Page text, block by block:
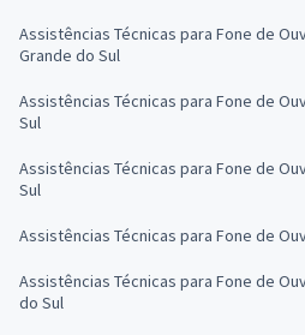
Assistências Técnicas para Fone de
Grande do Sul
Assistências Técnicas para Fone de
Sul
Assistências Técnicas para Fone de
Sul
Assistências Técnicas para Fone de
Assistências Técnicas para Fone de
do Sul